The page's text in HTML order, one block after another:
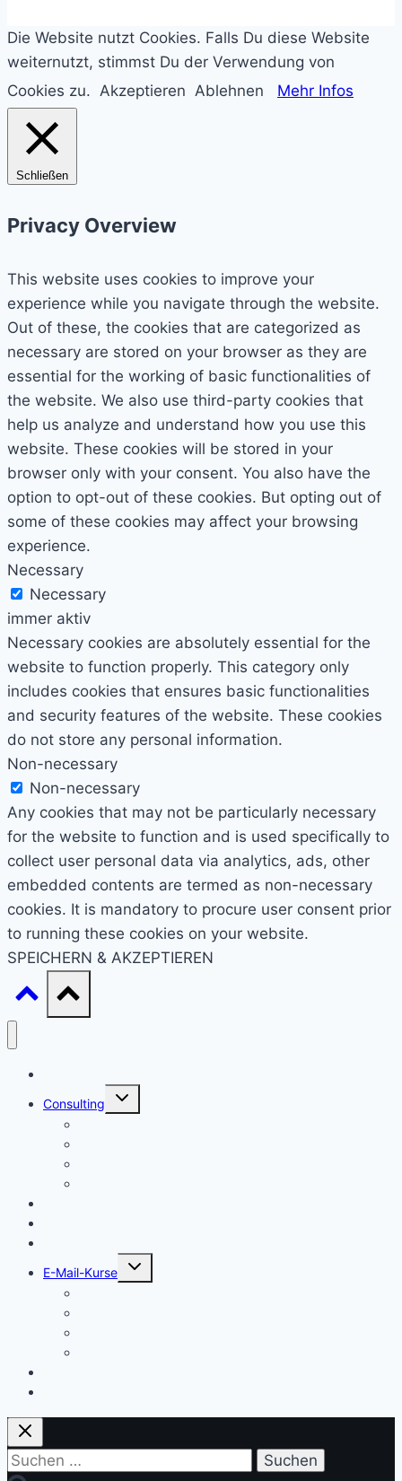
Die Website nutzt Cookies. Falls Du diese Website
weiternutzt, stimmst Du der Verwendung von
Cookies zu. Akzeptieren Ablehnen Mehr Infos
Schließen
Privacy Overview
This website uses cookies to improve your
experience while you navigate through the website.
Out of these, the cookies that are categorized as
necessary are stored on your browser as they are
essential for the working of basic functionalities of
the website. We also use third-party cookies that
help us analyze and understand how you use this
website. These cookies will be stored in your
browser only with your consent. You also have the
option to opt-out of these cookies. But opting out of
some of these cookies may affect your browsing
experience.
Necessary
Necessary
immer aktiv
Necessary cookies are absolutely essential for the
website to function properly. This category only
includes cookies that ensures basic functionalities
and security features of the website. These cookies
do not store any personal information.
Non-necessary
Non-necessary
Any cookies that may not be particularly necessary
for the website to function and is used specifically to
collect user personal data via analytics, ads, other
embedded contents are termed as non-necessary
cookies. It is mandatory to procure user consent prior
to running these cookies on your website.
SPEICHERN & AKZEPTIEREN
Consulting
Untermenü
E-Mail-Kurse
Untermenü
Suchen